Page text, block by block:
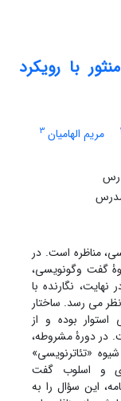
با رویکرد
مریم الهامیان 3
مدرس
مناظره است. در
گفت وگونویسی،
نگارنده با
می رسد. ساختار
بوده و از
در دورۀ مشروطه،
«تئاترنویسی»
و اسلوب گفت
این سؤال را به